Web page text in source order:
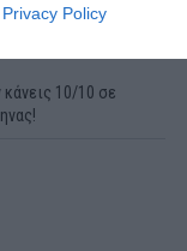
Privacy Policy
κάνεις 10/10 σε